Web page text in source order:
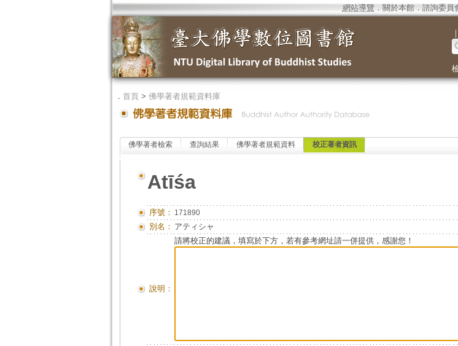
網站導覽 ． 關於本館． 諮詢委員
｜
． 首頁> 佛學著者規範資料庫
佛學著者檢索 查詢結果 佛學著者規範資料 校正著者資訊
Atīśa
序號： 171890
別名： アティシャ
說明：
請將校正的建議，填寫於下方，若有參考網址請一併提供，感謝您！